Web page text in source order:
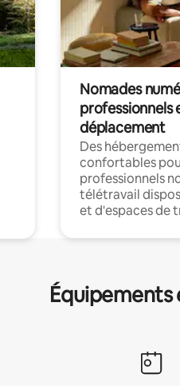
Nomades
professionnels
déplacement
Des
confortables
professionnels
télétravail
et d'espaces de
Équipements